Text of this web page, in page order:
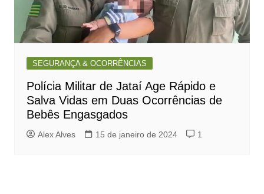
SEGURANÇA & OCORRÊNCIAS
Polícia Militar de Jataí Age Rápido e
Salva Vidas em Duas Ocorrências de
Bebês Engasgados
Alex Alves 15 de janeiro de 2024 1